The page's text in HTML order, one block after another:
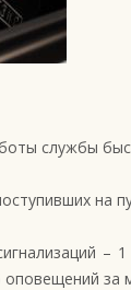
службы
на